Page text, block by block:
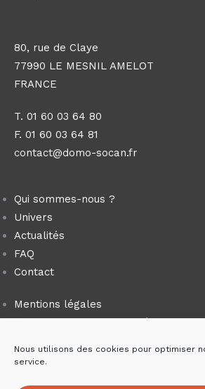
Nous utilisons des cookies pour optimiser
service.
80, rue de Claye
77990 LE MESNIL AMELOT
FRANCE
T. 01 60 03 64 80
F. 01 60 03 64 81
contact@domo-socan.fr
Qui sommes-nous ?
Univers
Actualités
FAQ
Contact
Mentions légales
Politique de confidentialité
Plan du site